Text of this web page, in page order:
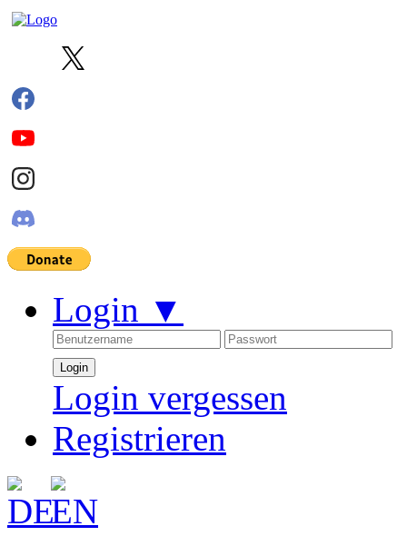
Login ▼
Login vergessen
Registrieren